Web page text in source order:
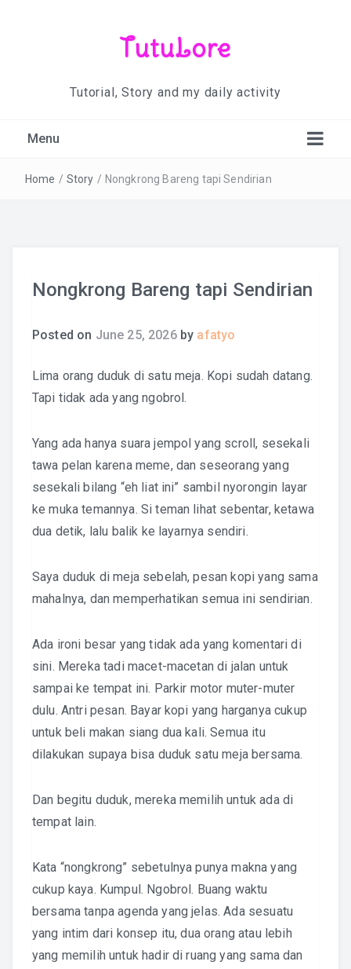
TutuLore
Tutorial, Story and my daily activity
Menu
Home / Story / Nongkrong Bareng tapi Sendirian
Nongkrong Bareng tapi Sendirian
Posted on June 25, 2026by afatyo
Lima orang duduk di satu meja. Kopi sudah datang.
Tapi tidak ada yang ngobrol.
Yang ada hanya suara jempol yang scroll, sesekali
tawa pelan karena meme, dan seseorang yang
sesekali bilang “eh liat ini” sambil nyorongin layar
ke muka temannya. Si teman lihat sebentar, ketawa
dua detik, lalu balik ke layarnya sendiri.
Saya duduk di meja sebelah, pesan kopi yang sama
mahalnya, dan memperhatikan semua ini sendirian.
Ada ironi besar yang tidak ada yang komentari di
sini. Mereka tadi macet-macetan di jalan untuk
sampai ke tempat ini. Parkir motor muter-muter
dulu. Antri pesan. Bayar kopi yang harganya cukup
untuk beli makan siang dua kali. Semua itu
dilakukan supaya bisa duduk satu meja bersama.
Dan begitu duduk, mereka memilih untuk ada di
tempat lain.
Kata “nongkrong” sebetulnya punya makna yang
cukup kaya. Kumpul. Ngobrol. Buang waktu
bersama tanpa agenda yang jelas. Ada sesuatu
yang intim dari konsep itu, dua orang atau lebih
yang memilih untuk hadir di ruang yang sama dan